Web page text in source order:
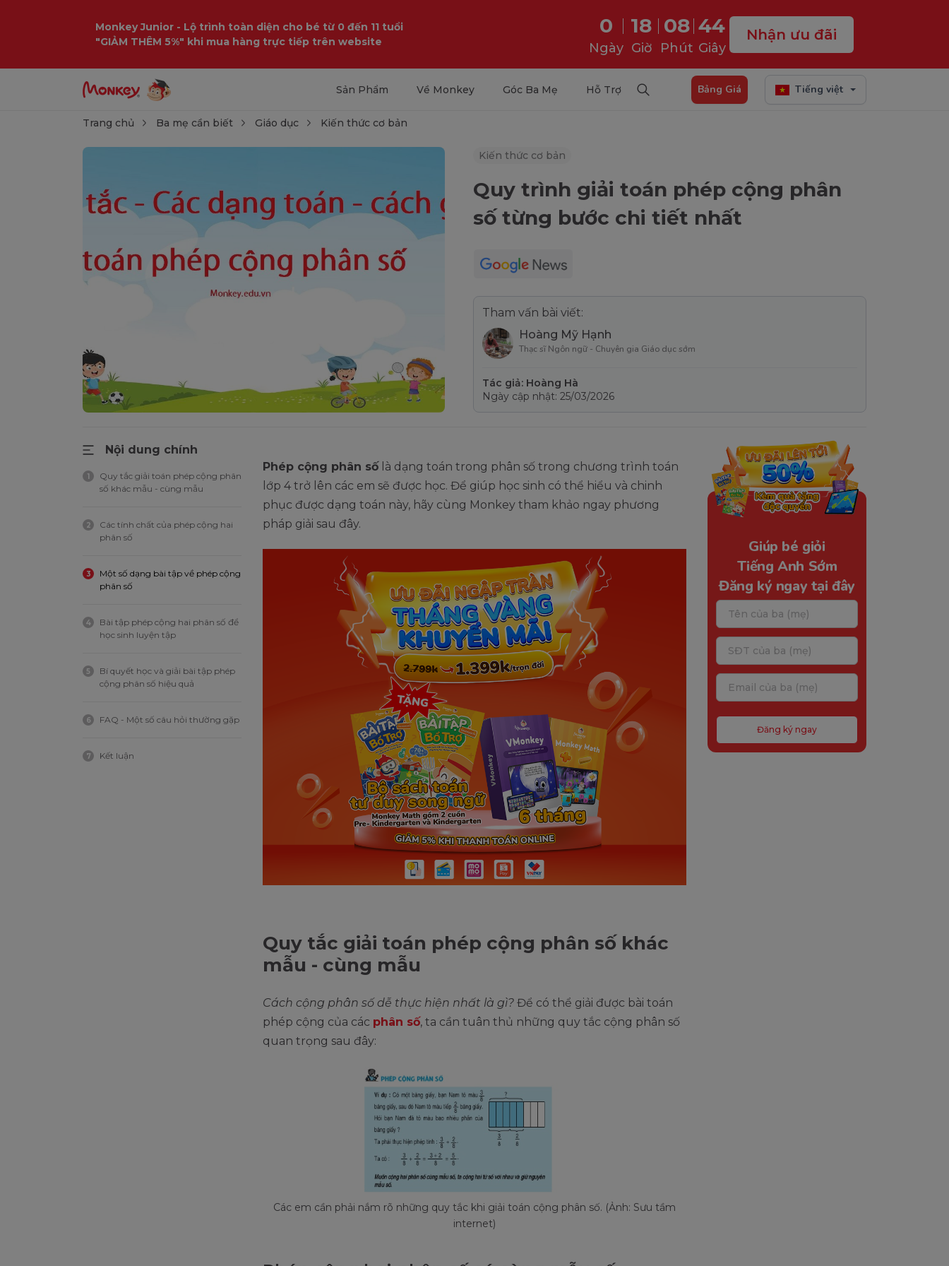
Monkey Junior - Lộ trình toàn diện cho bé từ 0 đến 11 tuổi
"GIẢM THÊM 5%" khi mua hàng trực tiếp trên website
0
Ngày
18
Giờ
08
Phút
43
Giây
Nhận ưu đãi
Sản Phẩm Về Monkey Góc Ba Mẹ Hỗ Trợ Bảng Giá Tiếng việt
Trang chủ Ba mẹ cần biết Giáo dục Kiến thức cơ bản
Kiến thức cơ bản
Quy trình giải toán phép cộng phân
số từng bước chi tiết nhất
Tham vấn bài viết:
Hoàng Mỹ Hạnh
Thạc sĩ Ngôn ngữ - Chuyên gia Giáo dục sớm
Tác giả: Hoàng Hà
Ngày cập nhật: 25/03/2026
Nội dung chính
1
Quy tắc giải toán phép cộng phân
số khác mẫu - cùng mẫu
2
Các tính chất của phép cộng hai
phân số
3
Một số dạng bài tập về phép cộng
phân số
4
Bài tập phép cộng hai phân số để
học sinh luyện tập
5
Bí quyết học và giải bài tập phép
cộng phân số hiệu quả
6 FAQ - Một số câu hỏi thường gặp
7 Kết luận
Phép cộng phân sốlà dạng toán trong phân số trong chương trình toán
lớp 4 trở lên các em sẽ được học. Để giúp học sinh có thể hiểu và chinh
phục được dạng toán này, hãy cùng Monkey tham khảo ngay phương
pháp giải sau đây.
Quy tắc giải toán phép cộng phân số khác
mẫu - cùng mẫu
Cách cộng phân số dễ thực hiện nhất là gì? Để có thể giải được bài toán
phép cộng của các phân số, ta cần tuân thủ những quy tắc cộng phân số
quan trọng sau đây:
Các em cần phải nắm rõ những quy tắc khi giải toán cộng phân số. (Ảnh: Sưu tầm
internet)
Giúp bé giỏi
Tiếng Anh Sớm
Đăng ký ngay tại đây
Đăng ký ngay